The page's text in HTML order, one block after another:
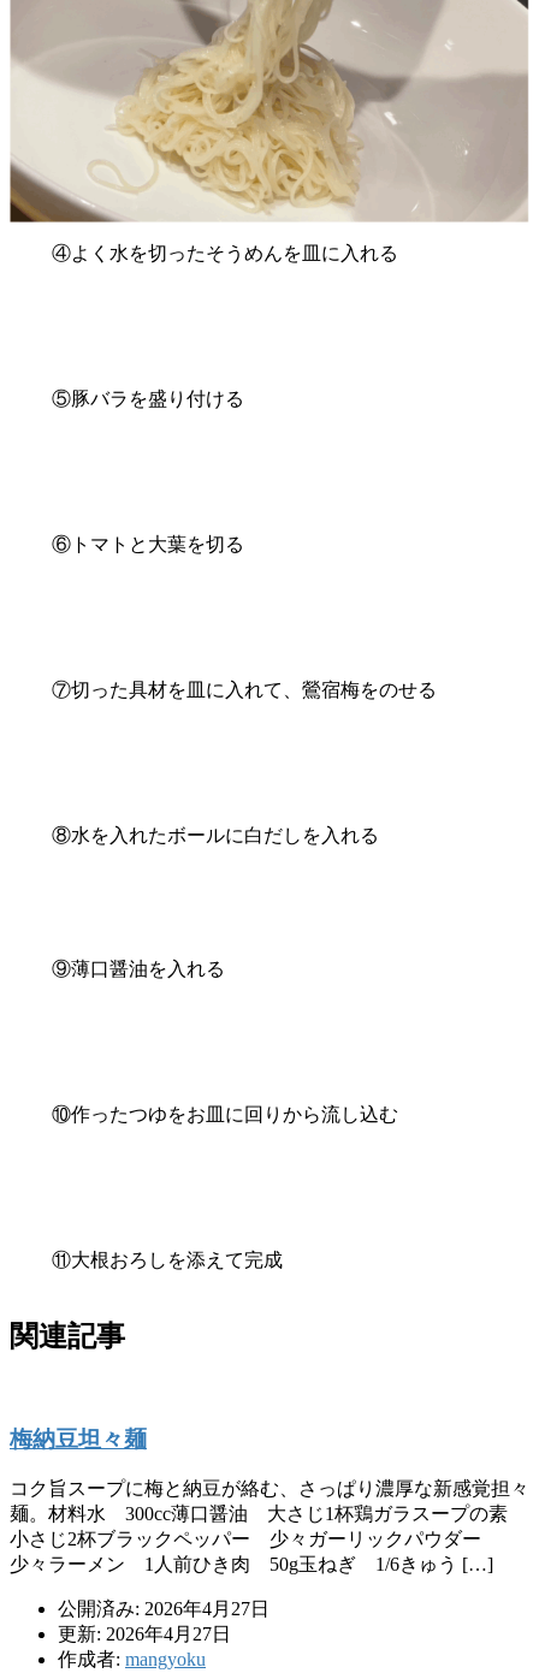
④よく水を切ったそうめんを皿に入れる
⑤豚バラを盛り付ける
⑥トマトと大葉を切る
⑦切った具材を皿に入れて、鶯宿梅をのせる
⑧水を入れたボールに白だしを入れる
⑨薄口醤油を入れる
⑩作ったつゆをお皿に回りから流し込む
⑪大根おろしを添えて完成
関連記事
梅納豆坦々麺
コク旨スープに梅と納豆が絡む、さっぱり濃厚な新感覚担々
麺。材料水 300cc薄口醤油 大さじ1杯鶏ガラスープの素
小さじ2杯ブラックペッパー 少々ガーリックパウダー
少々ラーメン 1人前ひき肉 50g玉ねぎ 1/6きゅう […]
公開済み: 2026年4月27日
更新: 2026年4月27日
作成者: mangyoku